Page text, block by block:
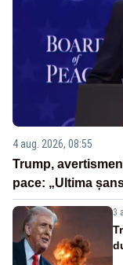
4 aug. 2026, 08:55
Trump,
pace: „Ultima
3